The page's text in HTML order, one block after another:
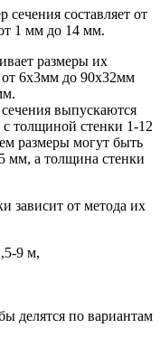
составляет от
1 мм до 14 мм.
размеры их
от 6х3мм до 90х32мм
выпускаются
толщиной стенки 1-12
размеры могут быть
мм, а толщина стенки
зависит от метода их
9 м,
делятся по вариантам